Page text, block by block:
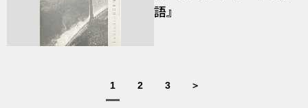
語』
1 2 3 ＞